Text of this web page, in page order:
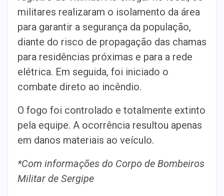
militares realizaram o isolamento da área
para garantir a segurança da população,
diante do risco de propagação das chamas
para residências próximas e para a rede
elétrica. Em seguida, foi iniciado o
combate direto ao incêndio.
O fogo foi controlado e totalmente extinto
pela equipe. A ocorrência resultou apenas
em danos materiais ao veículo.
*Com informações do Corpo de Bombeiros
Militar de Sergipe